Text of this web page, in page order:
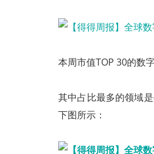
本周市值TOP 30的数
其中占比最多的领域
下图所示：